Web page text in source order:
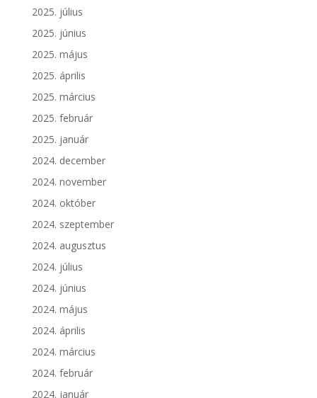
2025. július
2025. június
2025. május
2025. április
2025. március
2025. február
2025. január
2024. december
2024. november
2024. október
2024. szeptember
2024. augusztus
2024. július
2024. június
2024. május
2024. április
2024. március
2024. február
2024. január